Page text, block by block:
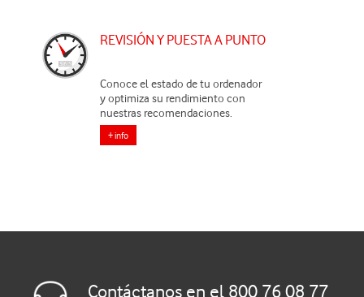
REVISIÓN Y PUESTA A PUNTO
Conoce el estado de tu ordenador
y optimiza su rendimiento con
nuestras recomendaciones.
+ info
Contáctanos en el 800 76 08 77